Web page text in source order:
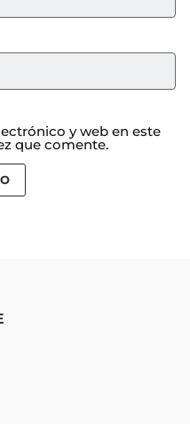
y web en este
que comente.